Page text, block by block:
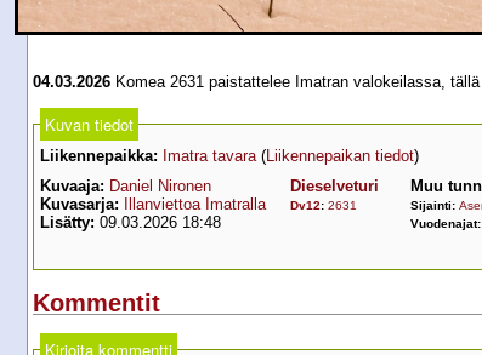
04.03.2026 Komea 2631 paistattelee Imatran valokeilassa,
Kuvan tiedot
Liikennepaikka: Imatra tavara ( Liikennepaikan tiedot)
Kuvaaja: Daniel Nironen
Kuvasarja:
Illanviettoa Imatralla
Lisätty: 09.03.2026 18:48
Dieselveturi
Dv12: 2631
Muu
Sijainti:
Vuodenajat:
Kommentit
Kirjoita kommentti